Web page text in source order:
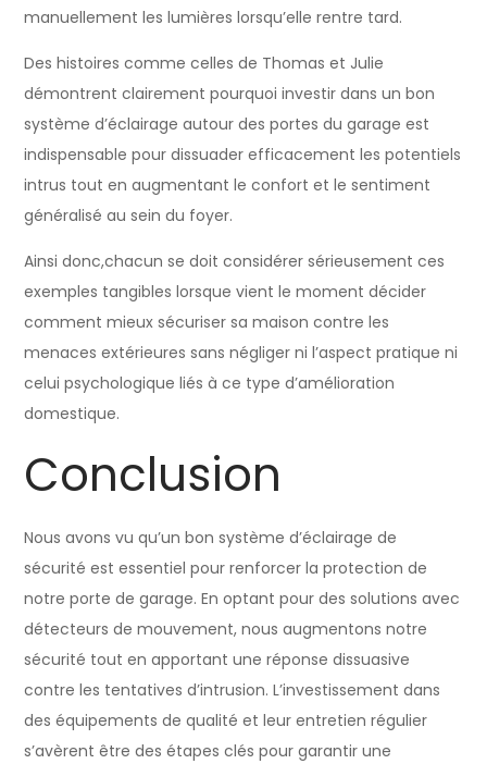
manuellement les lumières lorsqu’elle rentre tard.
Des histoires comme celles de Thomas et Julie
démontrent clairement pourquoi investir dans un bon
système d’éclairage autour des portes du garage est
indispensable pour dissuader efficacement les potentiels
intrus tout en augmentant le confort et le sentiment
généralisé au sein du foyer.
Ainsi donc,chacun se doit considérer sérieusement ces
exemples tangibles lorsque vient le moment décider
comment mieux sécuriser sa maison contre les
menaces extérieures sans négliger ni l’aspect pratique ni
celui psychologique liés à ce type d’amélioration
domestique.
Conclusion
Nous avons vu qu’un bon système d’éclairage de
sécurité est essentiel pour renforcer la protection de
notre porte de garage. En optant pour des solutions avec
détecteurs de mouvement, nous augmentons notre
sécurité tout en apportant une réponse dissuasive
contre les tentatives d’intrusion. L’investissement dans
des équipements de qualité et leur entretien régulier
s’avèrent être des étapes clés pour garantir une